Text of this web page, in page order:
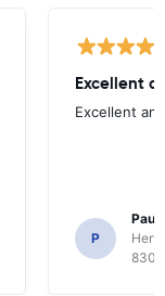
Excellent
Excellent
P
Paul
8300